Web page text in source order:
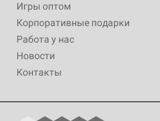
Игры оптом
Корпоративные подарки
Работа у нас
Новости
Контакты